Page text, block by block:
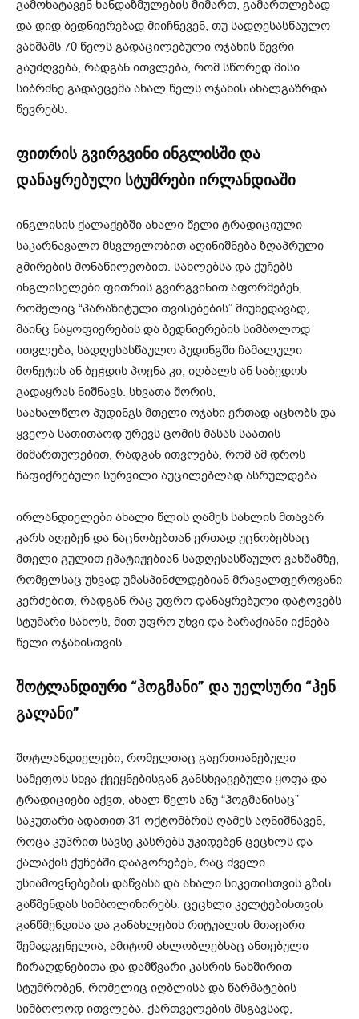
გამოხატავენ ხანდაზმულების მიმართ, გამართლებად
და დიდ ბედნიერებად მიიჩნევენ, თუ სადღესასწაულო
ვახშამს 70 წელს გადაცილებული ოჯახის წევრი
გაუძღვება, რადგან ითვლება, რომ სწორედ მისი
სიბრძნე გადაეცემა ახალ წელს ოჯახის ახალგაზრდა
წევრებს.
ფითრის გვირგვინი ინგლისში და
დანაყრებული სტუმრები ირლანდიაში
ინგლისის ქალაქებში ახალი წელი ტრადიციული
საკარნავალო მსვლელობით აღინიშნება ზღაპრული
გმირების მონაწილეობით. სახლებსა და ქუჩებს
ინგლისელები ფითრის გვირგვინით აფორმებენ,
რომელიც “პარაზიტული თვისებების” მიუხედავად,
მაინც ნაყოფიერების და ბედნიერების სიმბოლოდ
ითვლება, სადღესასწაულო პუდინგში ჩამალული
მონეტის ან ბეჭდის პოვნა კი, იღბალს ან საბედოს
გადაყრას ნიშნავს. სხვათა შორის,
საახალწლო პუდინგს მთელი ოჯახი ერთად აცხობს და
ყველა სათითაოდ ურევს ცომის მასას საათის
მიმართულებით, რადგან ითვლება, რომ ამ დროს
ჩაფიქრებული სურვილი აუცილებლად ასრულდება.
ირლანდიელები ახალი წლის ღამეს სახლის მთავარ
კარს აღებენ და ნაცნობებთან ერთად უცნობებსაც
მთელი გულით ეპატიჟებიან სადღესასწაულო ვახშამზე,
რომელსაც უხვად უმასპინძლდებიან მრავალფეროვანი
კერძებით, რადგან რაც უფრო დანაყრებული დატოვებს
სტუმარი სახლს, მით უფრო უხვი და ბარაქიანი იქნება
წელი ოჯახისთვის.
შოტლანდიური “ჰოგმანი” და უელსური “ჰენ
გალანი”
შოტლანდიელები, რომელთაც გაერთიანებული
სამეფოს სხვა ქვეყნებისგან განსხვავებული ყოფა და
ტრადიციები აქვთ, ახალ წელს ანუ “ჰოგმანისაც”
საკუთარი ადათით 31 ოქტომბრის ღამეს აღნიშნავენ,
როცა კუპრით სავსე კასრებს უკიდებენ ცეცხლს და
ქალაქის ქუჩებში დააგორებენ, რაც ძველი
უსიამოვნებების დაწვასა და ახალი სიკეთისთვის გზის
გაწმენდას სიმბოლიზირებს. ცეცხლი კელტებისთვის
განწმენდისა და განახლების რიტუალის მთავარი
შემადგენელია, ამიტომ ახლობლებსაც ანთებული
ჩირაღდნებითა და დამწვარი კასრის ნახშირით
სტუმრობენ, რომელიც იღბლისა და წარმატების
სიმბოლოდ ითვლება. ქართველების მსგავსად,